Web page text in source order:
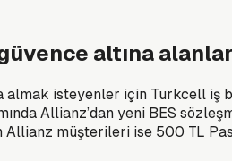
altına
almak isteyenler için Turkcell
Allianz’dan yeni BES
müşterileri ise 500 TL